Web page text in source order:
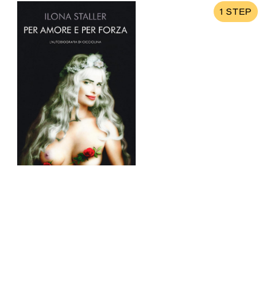
1 STEP